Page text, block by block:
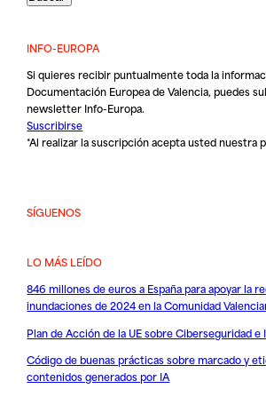
INFO-EUROPA
Si quieres recibir puntualmente toda la
Documentación Europea de Valencia, puedes
newsletter Info-Europa.
Suscribirse
*Al realizar la suscripción acepta usted nuestra
SÍGUENOS
LO MÁS LEÍDO
846 millones de euros a España para apoyar la
inundaciones de 2024 en la Comunidad
Plan de Acción de la UE sobre Ciberseguridad
Código de buenas prácticas sobre marcado y
contenidos generados por IA